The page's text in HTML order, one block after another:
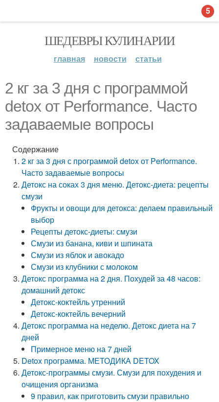
ШЕДЕВРЫ КУЛИНАРИИ
главная новости статьи
2 кг за 3 дня с программой
detox от Performance. Часто
задаваемые вопросы
Содержание
2 кг за 3 дня с программой detox от Performance.
Часто задаваемые вопросы
Детокс на соках 3 дня меню. Детокс-диета: рецепты
смузи
Фрукты и овощи для детокса: делаем правильный
выбор
Рецепты детокс-диеты: смузи
Смузи из банана, киви и шпината
Смузи из яблок и авокадо
Смузи из клубники с молоком
Детокс программа на 2 дня. Похудей за 48 часов:
домашний детокс
Детокс-коктейль утренний
Детокс-коктейль вечерний
Детокс программа на неделю. Детокс диета на 7
дней
Примерное меню на 7 дней
Detox программа. МЕТОДИКА DETOX
Детокс-программы смузи. Смузи для похудения и
очищения организма
9 правил, как приготовить смузи правильно
5